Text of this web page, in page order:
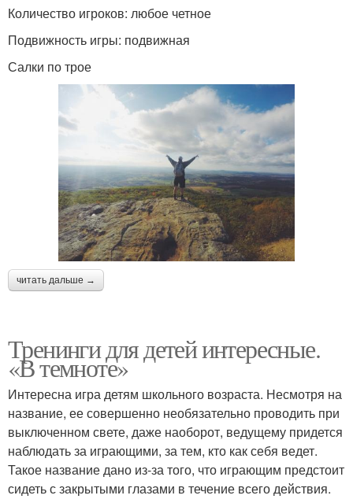
Количество игроков: любое четное
Подвижность игры: подвижная
Салки по трое
читать дальше →
Тренинги для детей интересные.
«В темноте»
Интересна игра детям школьного возраста. Несмотря на
название, ее совершенно необязательно проводить при
выключенном свете, даже наоборот, ведущему придется
наблюдать за играющими, за тем, кто как себя ведет.
Такое название дано из-за того, что играющим предстоит
сидеть с закрытыми глазами в течение всего действия.